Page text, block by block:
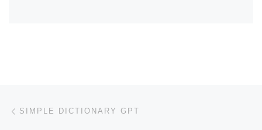
文章导航
SIMPLE DICTIONARY GPT